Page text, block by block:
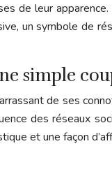
de leur
un symbole de
simple
de ses
des réseaux
et une façon